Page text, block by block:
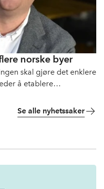
norske byer
skal gjøre det enklere
å etablere
Se alle nyhetssaker